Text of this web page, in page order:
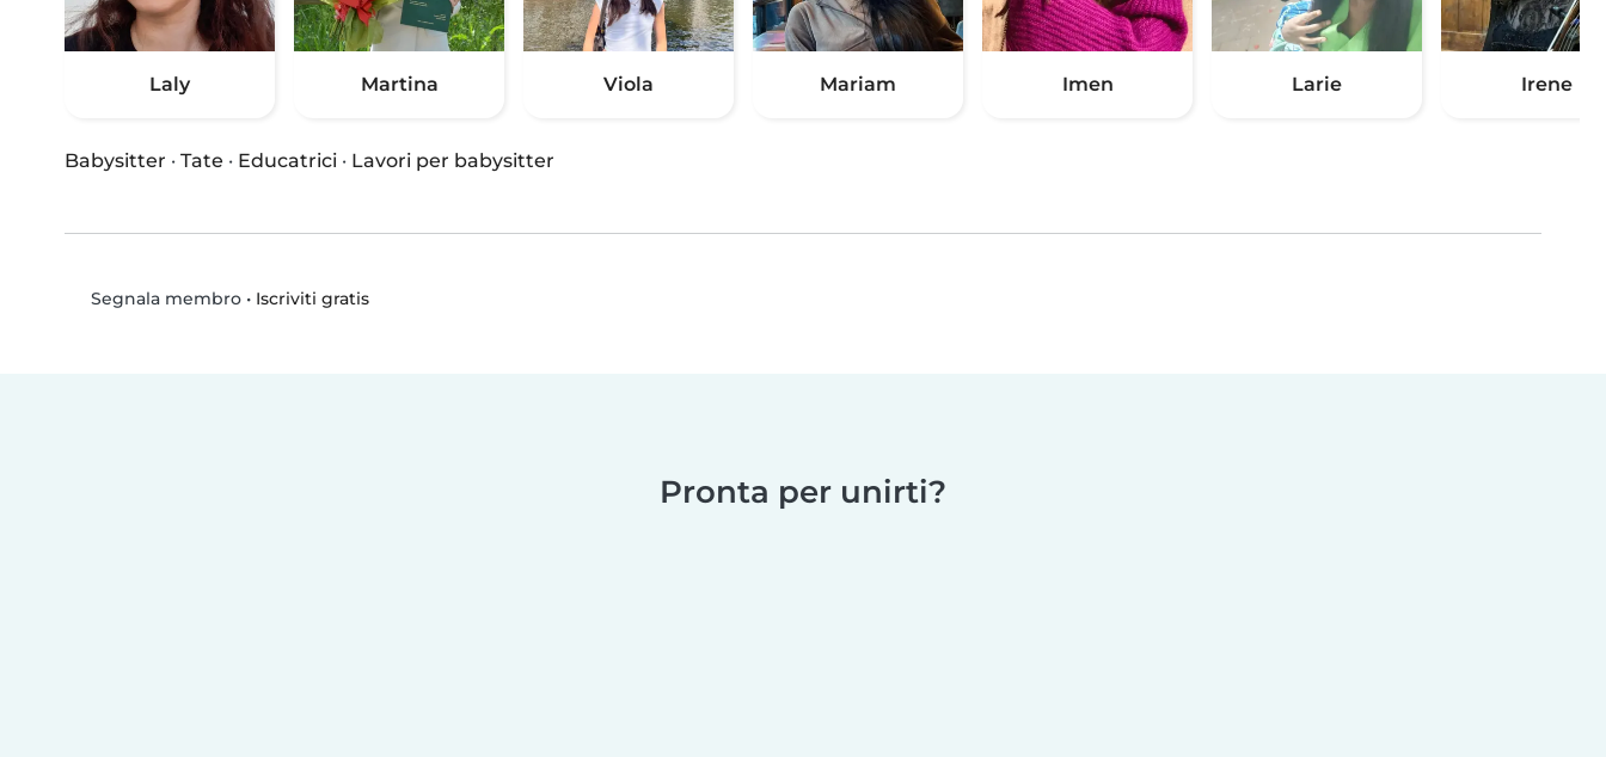
Laly Martina Viola Mariam Imen Larie Irene
Babysitter · Tate · Educatrici · Lavori per babysitter
Segnala membro• Iscriviti gratis
Pronta per unirti?